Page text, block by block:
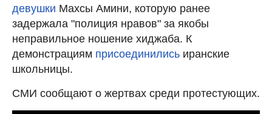
девушки Махсы Амини, которую ранее
задержала "полиция нравов" за якобы
неправильное ношение хиджаба. К
демонстрациям присоединились иранские
школьницы.
СМИ сообщают о жертвах среди протестующих.